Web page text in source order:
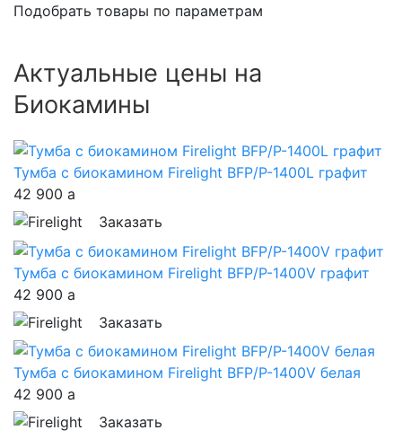
Подобрать товары по параметрам
Актуальные цены на
Биокамины
Тумба с биокамином Firelight BFP/P-1400L графит
42 900 a
Заказать
Тумба с биокамином Firelight BFP/P-1400V графит
42 900 a
Заказать
Тумба с биокамином Firelight BFP/P-1400V белая
42 900 a
Заказать